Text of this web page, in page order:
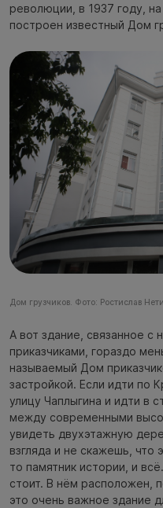
революции, в 1937 году,
построен известный Дом
Дом грузчиков. Фото: Ростислав
А вот здание, связанное с
приказчиками, гораздо
называемый Дом
застройкой. Если идти по
улицу Чаплыгина и идти в
между современными
увидеть двухэтажную
взгляда и не скажешь, что
то памятник истории, и
стоит. В нём расположен,
это очень важное здание